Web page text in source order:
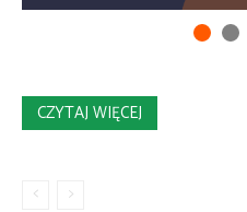
CZYTAJ WIĘCEJ